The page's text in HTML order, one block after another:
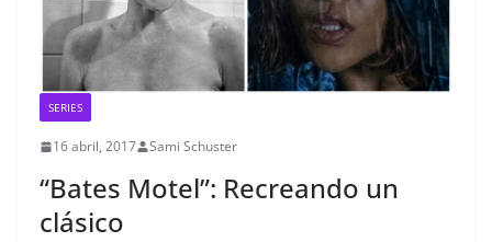
SERIES
16 abril, 2017 Sami Schuster
“Bates Motel”: Recreando un
clásico